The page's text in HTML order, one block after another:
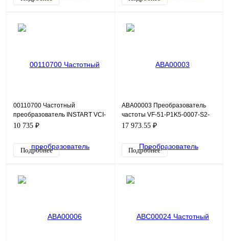
00110700 Частотный
преобразователь INSTART VCI-
G1.5-4B, 380В, 1,5кВт, 3,8А
10 735 ₽
Подробнее
ABA00003 Преобразователь
частоты VF-51-P1K5-0007-S2-
E20-B-H, 220В, 1,5кВт, 7А
17 973.55 ₽
Подробнее